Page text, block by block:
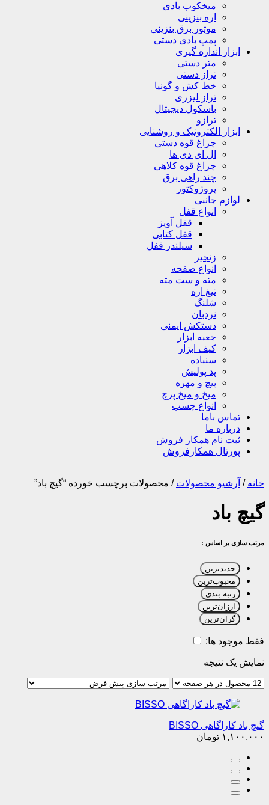
میخکوب بادی
اره بنزینی
موتور برق بنزینی
پمپ بادی دستی
ابزار اندازه گیری
متر دستی
تراز دستی
خط کش و گونیا
تراز لیزری
باسکول دیجیتال
ترازو
ابزار الکترونیک و روشنایی
چراغ قوه دستی
ال ای دی ها
چراغ قوه کلاهی
چند راهی برق
پروژوکتور
لوازم جانبی
انواع قفل
قفل آویز
قفل کتابی
سیلندر قفل
زنجیر
انواع صفحه
مته و ست مته
تیغ اره
شلنگ
نردبان
دستکش ایمنی
جعبه ابزار
کیف ابزار
سنباده
پد پولیش
پیچ و مهره
میخ و میخ پرچ
انواع چسب
تماس باما
درباره ما
ثبت نام همکار فروش
پورتال همکارفروش
خانه / آرشیو محصولات / محصولات برچسب خورده “گیچ باد”
گیچ باد
مرتب سازی بر اساس :
جدیدترین
محبوب‌ترین
رتبه بندی
ارزان‌ترین
گران‌ترین
فقط موجود ها:
نمایش یک نتیجه
گیچ باد کاراگاهی BISSO
۱,۱۰۰,۰۰۰ تومان